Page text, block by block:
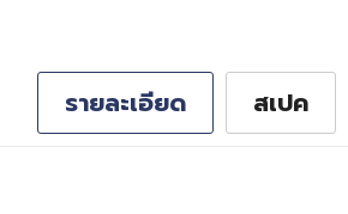
รายละเอียด สเปค